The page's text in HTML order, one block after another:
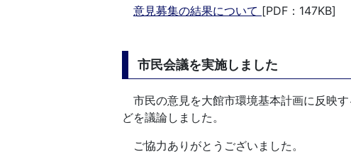
意見募集の結果について [PDF：147KB]
市民会議を実施しました
市民の意見を大館市環境基本計画に反映
どを議論しました。
ご協力ありがとうございました。